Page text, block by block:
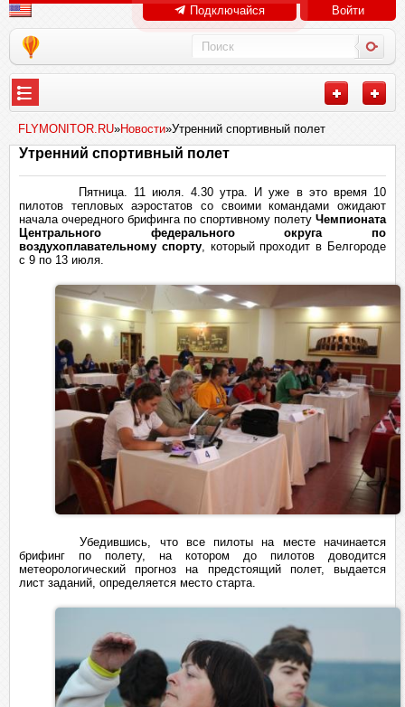
Подключайся Войти
FLYMONITOR.RU»Новости»Утренний спортивный полет
Утренний спортивный полет
Пятница. 11 июля. 4.30 утра. И уже в это время 10
пилотов тепловых аэростатов со своими командами ожидают
начала очередного брифинга по спортивному полету Чемпионата
Центрального федерального округа по
воздухоплавательному спорту, который проходит в Белгороде
с 9 по 13 июля.
Убедившись, что все пилоты на месте начинается
брифинг по полету, на котором до пилотов доводится
метеорологический прогноз на предстоящий полет, выдается
лист заданий, определяется место старта.